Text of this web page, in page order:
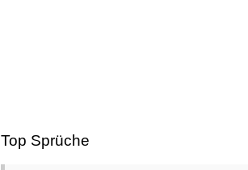
Top Sprüche